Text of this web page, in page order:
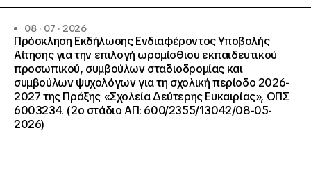
08 · 07 · 2026
Πρόσκληση Εκδήλωσης Ενδιαφέροντος Υποβολής
Αίτησης για την επιλογή ωρομίσθιου εκπαιδευτικού
προσωπικού, συμβούλων σταδιοδρομίας και
συμβούλων ψυχολόγων για τη σχολική περίοδο 2026-
2027 της Πράξης «Σχολεία Δεύτερης Ευκαιρίας», ΟΠΣ
6003234. (2ο στάδιο ΑΠ: 600/2355/13042/08-05-
2026)